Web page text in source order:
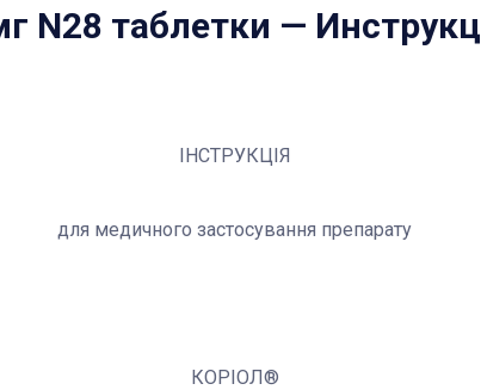
N28 таблетки —
ІНСТРУКЦІЯ
для медичного застосування препарату
КОРІОЛ®